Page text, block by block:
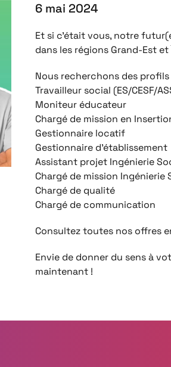
6 mai 2024
Et si c’était vous, notre
dans les régions Grand-Est
Nous recherchons des profils
Travailleur social (ES/CESF/
Moniteur éducateur
Chargé de mission en
Gestionnaire locatif
Gestionnaire d’établissement
Assistant projet Ingénierie
Chargé de mission Ingénierie
Chargé de qualité
Chargé de communication
Consultez toutes nos offres
Envie de donner du sens à
maintenant !